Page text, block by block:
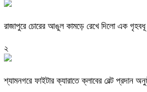
রাজাপুরে চোরের আঙুল কামড়ে রেখে দিলো এক
২
শ্যামনগরে ফাইটার ক্যারাতে ক্লাবের বেল্ট প্রদান